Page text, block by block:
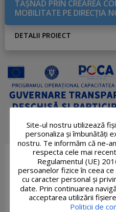
TĂŞNAD PRIN CREAREA
MOBILITATE PE DIRECŢIA
DETALII PROIECT
Site-ul nostru utilizează
personaliza și îmbunătăți
nostru. Te informăm că ne-
respecta cele mai
Regulamentul (UE)
persoanelor fizice în ceea
cu caracter personal și
date. Prin continuarea
acceptarea utilizării
Politicii de